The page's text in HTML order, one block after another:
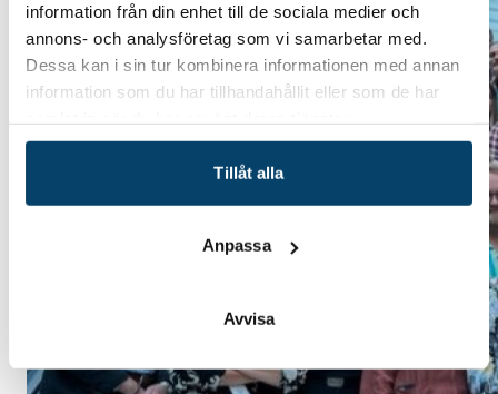
information från din enhet till de sociala medier och
annons- och analysföretag som vi samarbetar med.
Dessa kan i sin tur kombinera informationen med annan
information som du har tillhandahållit eller som de har
Tillåt alla
Anpassa
Avvisa